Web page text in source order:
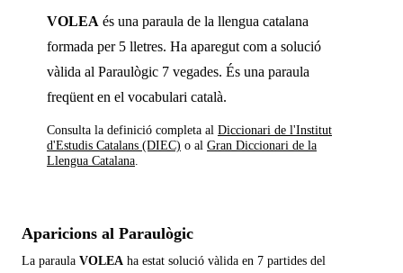
VOLEA és una paraula de la llengua catalana
formada per 5 lletres. Ha aparegut com a solució
vàlida al Paraulògic 7 vegades. És una paraula
freqüent en el vocabulari català.
Consulta la definició completa al Diccionari de l'Institut
d'Estudis Catalans (DIEC) o al Gran Diccionari de la
Llengua Catalana
Aparicions al Paraulògic
La paraula VOLEA ha estat solució vàlida en 7 partides del